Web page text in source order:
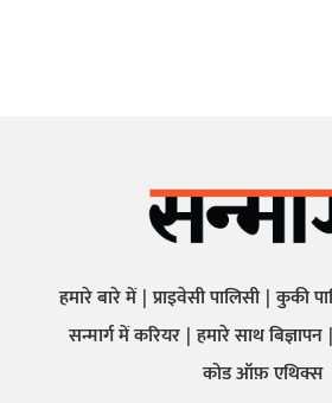
हमारे बारे में प्राइवेसी पालिसी कुकी
सन्मार्ग में करियर हमारे साथ बिज्ञापन
कोड ऑफ़ एथिक्स